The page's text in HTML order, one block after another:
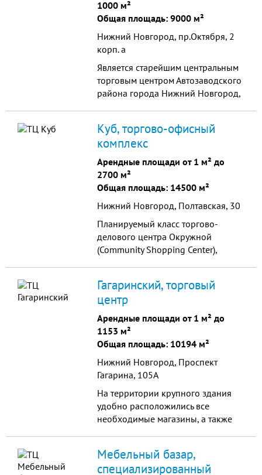
брендами, мы предоставляем
товары и сервис.
1000 м²
Общая площадь: 9000 м²
Нижний Новгород, пр.Октября, 2
корп. а
Является старейшим центральным
торговым центром Автозаводского
района города Нижний Новгород,
Куб, торгово-офисный
комплекс
Арендные площади от 1 м² до
2700 м²
Общая площадь: 14500 м²
Нижний Новгород, Полтавская, 30
Планируемый класс торгово-
делового центра Окружной
(Community Shopping Center),
федеральные компании и лидеры
местного ритейл-рынк...
Гагаринский, торговый
центр
Арендные площади от 1 м² до
1153 м²
Общая площадь: 10194 м²
Нижний Новгород, Проспект
Гагарина, 105А
На территории крупного здания
удобно расположились все
необходимые магазины, а также
питания «Макдоналдс» и многое
другое.
Мебельный базар,
специализированный